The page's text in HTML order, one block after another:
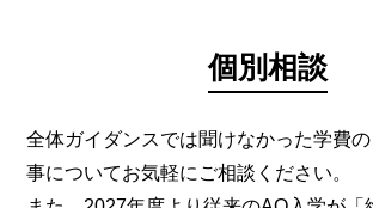
個別相談
全体ガイダンスでは聞けなかった学費
事についてお気軽にご相談ください。